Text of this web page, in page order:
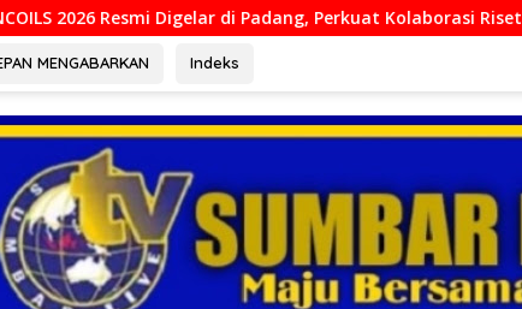
Padang, Perkuat Kolaborasi Riset Islam Bertaraf Internasional
MENGABARKAN Indeks